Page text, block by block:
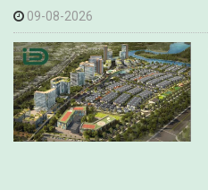
09-08-2026